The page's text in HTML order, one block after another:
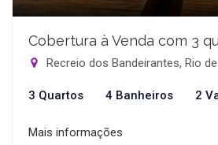
Cobertura à Venda com 3
Recreio dos Bandeirantes, Rio
3 Quartos 4 Banheiros 2
Mais informações